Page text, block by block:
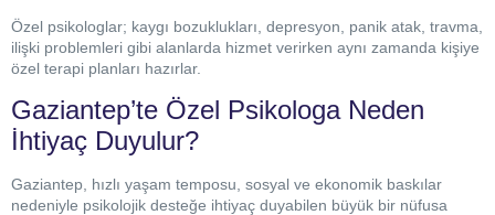
Özel psikologlar; kaygı bozuklukları, depresyon, panik atak, travma,
ilişki problemleri gibi alanlarda hizmet verirken aynı zamanda kişiye
özel terapi planları hazırlar.
Gaziantep’te Özel Psikologa Neden
İhtiyaç Duyulur?
Gaziantep, hızlı yaşam temposu, sosyal ve ekonomik baskılar
nedeniyle psikolojik desteğe ihtiyaç duyabilen büyük bir nüfusa